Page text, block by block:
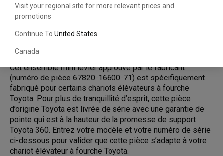
Visit your regional site for more relevant prices and
promotions
Continue To United States
Canada
Cet ensemble mini levier approuvé par le fabricant
(numéro de pièce 67820-16600-71) est spécifiquement
fabriqué pour certains chariots élévateurs à fourche
Toyota. Pour plus de tranquillité d’esprit, cette pièce
d’origine Toyota est livrée de série avec une garantie de
pointe qui est à la hauteur de la promesse de support
Toyota 360. Entrez votre modèle et votre numéro de série
ci-dessous pour valider que cette pièce s’adapte à votre
chariot élévateur à fourche Toyota.